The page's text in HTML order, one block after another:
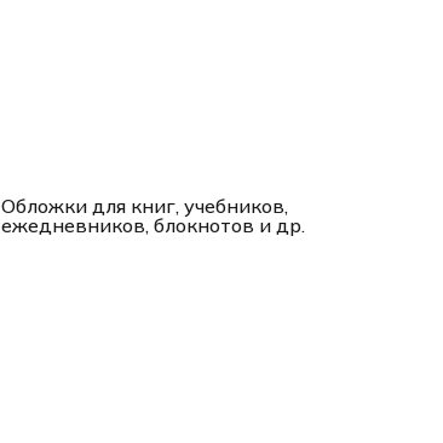
Обложки для книг, учебников,
ежедневников, блокнотов и др.